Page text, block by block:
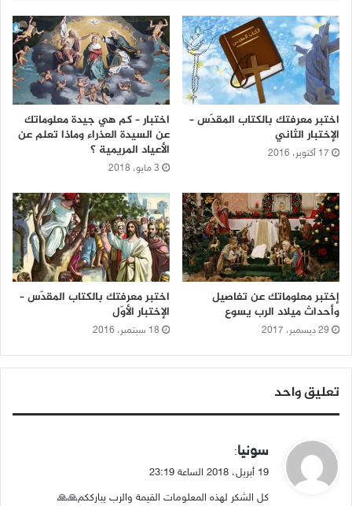
اختبر معرفتك بالكتاب المقدّس –
الإختبار الثاني
17 أكتوبر، 2016
اختبار – كم هي جيدة معلوماتك
عن السيدة العذراء وماذا تعلم عن
الأعياد المريمية ؟
3 مايو، 2018
إختبر معلوماتك عن تفاصيل
وأحداث ميلاد الرب يسوع
29 ديسمبر، 2017
اختبر معرفتك بالكتاب المقدّس –
الإختبار الأوّل
18 سبتمبر، 2016
تعليق واحد
ي
ق
ل
سونيا:
19 أبريل، 2018 الساعة 23:19
كل الشكر لهذه المعلومات القيمة والرب يبارككم🙏🙏